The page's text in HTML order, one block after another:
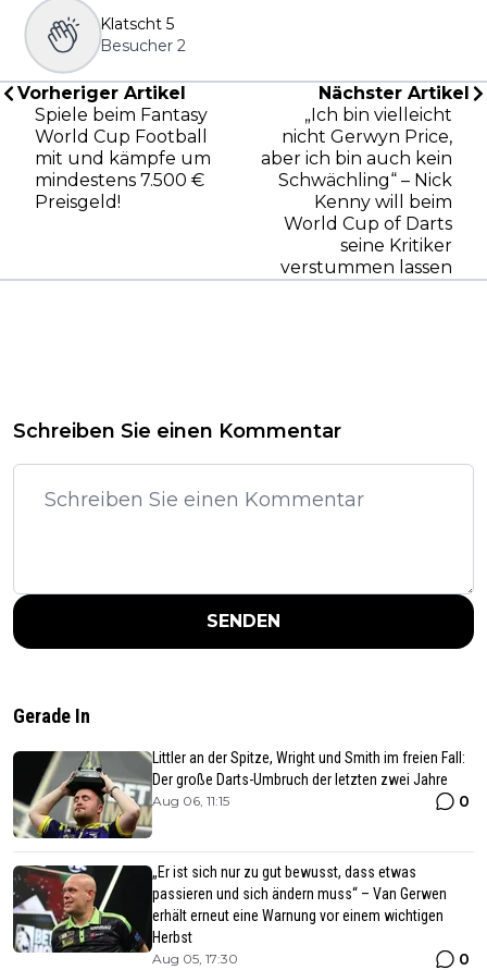
Klatscht 5
Besucher 2
Vorheriger Artikel
Spiele beim Fantasy
World Cup Football
mit und kämpfe um
mindestens 7.500 €
Preisgeld!
Nächster Artikel
„Ich bin vielleicht
nicht Gerwyn Price,
aber ich bin auch kein
Schwächling“ – Nick
Kenny will beim
World Cup of Darts
seine Kritiker
verstummen lassen
Schreiben Sie einen Kommentar
SENDEN
Gerade In
Littler an der Spitze, Wright und Smith im freien Fall:
Der große Darts-Umbruch der letzten zwei Jahre
Aug 06, 11:15 0
„Er ist sich nur zu gut bewusst, dass etwas
passieren und sich ändern muss“ – Van Gerwen
erhält erneut eine Warnung vor einem wichtigen
Herbst
Aug 05, 17:30 0